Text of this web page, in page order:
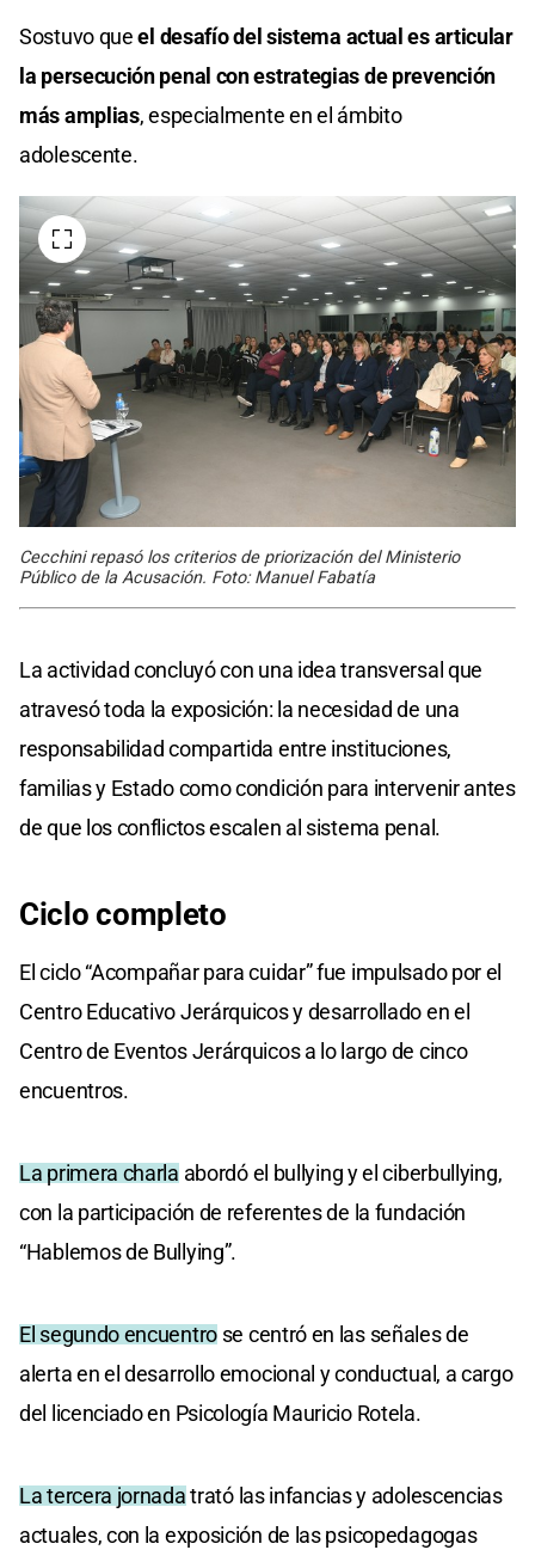
Sostuvo queel desafío del sistema actual es articular
la persecución penal con estrategias de prevención
más amplias, especialmente en el ámbito
adolescente.
Cecchini repasó los criterios de priorización del Ministerio
Público de la Acusación. Foto: Manuel Fabatía
La actividad concluyó con una idea transversal que
atravesó toda la exposición: la necesidad de una
responsabilidad compartida entre instituciones,
familias y Estado como condición para intervenir antes
de que los conflictos escalen al sistema penal.
Ciclo completo
El ciclo “Acompañar para cuidar” fue impulsado por el
Centro Educativo Jerárquicos y desarrollado en el
Centro de Eventos Jerárquicos a lo largo de cinco
encuentros.
La primera charla abordó el bullying y el ciberbullying,
con la participación de referentes de la fundación
“Hablemos de Bullying”.
El segundo encuentro se centró en las señales de
alerta en el desarrollo emocional y conductual, a cargo
del licenciado en Psicología Mauricio Rotela.
La tercera jornadatrató las infancias y adolescencias
actuales, con la exposición de las psicopedagogas